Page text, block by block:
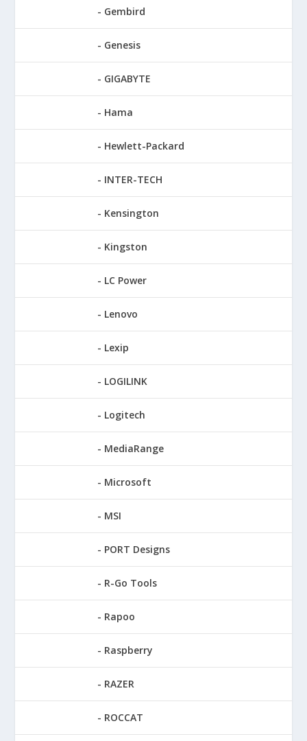
Gembird
Genesis
GIGABYTE
Hama
Hewlett-Packard
INTER-TECH
Kensington
Kingston
LC Power
Lenovo
Lexip
LOGILINK
Logitech
MediaRange
Microsoft
MSI
PORT Designs
R-Go Tools
Rapoo
Raspberry
RAZER
ROCCAT